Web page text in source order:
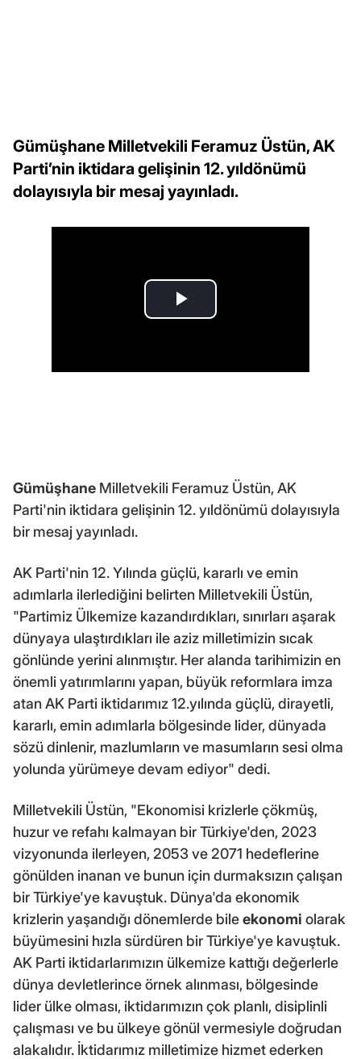
Gümüşhane Milletvekili Feramuz Üstün, AK
Parti’nin iktidara gelişinin 12. yıldönümü
dolayısıyla bir mesaj yayınladı.
Gümüşhane Milletvekili Feramuz Üstün, AK
Parti'nin iktidara gelişinin 12. yıldönümü dolayısıyla
bir mesaj yayınladı.
AK Parti'nin 12. Yılında güçlü, kararlı ve emin
adımlarla ilerlediğini belirten Milletvekili Üstün,
"Partimiz Ülkemize kazandırdıkları, sınırları aşarak
dünyaya ulaştırdıkları ile aziz milletimizin sıcak
gönlünde yerini alınmıştır. Her alanda tarihimizin en
önemli yatırımlarını yapan, büyük reformlara imza
atan AK Parti iktidarımız 12.yılında güçlü, dirayetli,
kararlı, emin adımlarla bölgesinde lider, dünyada
sözü dinlenir, mazlumların ve masumların sesi olma
yolunda yürümeye devam ediyor" dedi.
Milletvekili Üstün, "Ekonomisi krizlerle çökmüş,
huzur ve refahı kalmayan bir Türkiye'den, 2023
vizyonunda ilerleyen, 2053 ve 2071 hedeflerine
gönülden inanan ve bunun için durmaksızın çalışan
bir Türkiye'ye kavuştuk. Dünya'da ekonomik
krizlerin yaşandığı dönemlerde bileekonomi olarak
büyümesini hızla sürdüren bir Türkiye'ye kavuştuk.
AK Parti iktidarlarımızın ülkemize kattığı değerlerle
dünya devletlerince örnek alınması, bölgesinde
lider ülke olması, iktidarımızın çok planlı, disiplinli
çalışması ve bu ülkeye gönül vermesiyle doğrudan
alakalıdır. İktidarımız milletimize hizmet ederken